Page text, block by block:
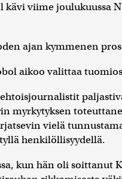
kävi viime joulukuussa
ajan kymmenen
aikoo valittaa
myrkytyksen
vielä
henkilöllisyydellä.
kun hän oli soittanut